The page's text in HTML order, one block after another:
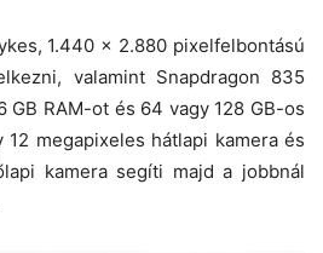
1.440 x 2.880 pixelfelbontású
valamint Snapdragon 835
GB RAM-ot és 64 vagy 128 GB-os
megapixeles hátlapi kamera és
kamera segíti majd a jobbnál